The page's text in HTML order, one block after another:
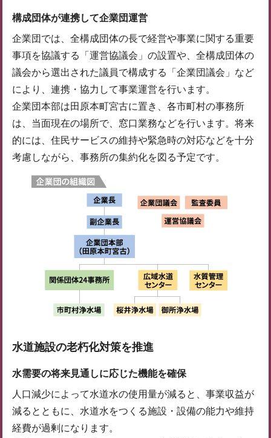
構成団体が連携して企業団運営
企業団では、全構成団体の長で経営や事業に関する重要
事項を協議する「運営協議会」の設置や、全構成団体の
議会から選出された議員で構成する「企業団議会」など
により、連携・協力して事業運営を行います。
企業団本部は田原本町宮古に置き、各市町村の事務所
は、当面現在の場所で、窓口業務などを行います。将来
的には、住民サービスの維持や緊急時の対応などを十分
考慮しながら、事務所の集約化を図る予定です。
水道施設の老朽化対策を推進
水需要の将来見通しに応じた機能を確保
人口減少によって水道水の使用量が減ると、事業収益が
減るとともに、水道水をつくる施設・設備の能力や維持
経費が過剰になります。